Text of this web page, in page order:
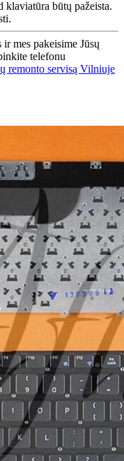
klaviatūra būtų pažeista.
mes pakeisime Jūsų
telefonu
remonto servisą Vilniuje